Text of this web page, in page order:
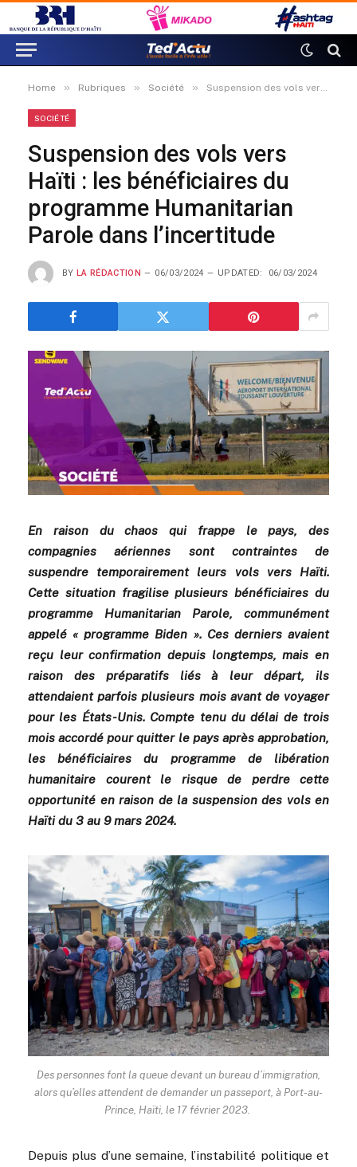
Home » Rubriques » Société » Suspension des vols vers Haïti : les bénéficiaires du programme Humanitarian Parole dans l’incertitude
SOCIÉTÉ
Suspension des vols vers
Haïti : les bénéficiaires du
programme Humanitarian
Parole dans l’incertitude
BY LA RÉDACTION 06/03/2024 UPDATED: 06/03/2024
En raison du chaos qui frappe le pays, des
compagnies aériennes sont contraintes de
suspendre temporairement leurs vols vers Haïti.
Cette situation fragilise plusieurs bénéficiaires du
programme Humanitarian Parole, communément
appelé « programme Biden ». Ces derniers avaient
reçu leur confirmation depuis longtemps, mais en
raison des préparatifs liés à leur départ, ils
attendaient parfois plusieurs mois avant de voyager
pour les États-Unis. Compte tenu du délai de trois
mois accordé pour quitter le pays après approbation,
les bénéficiaires du programme de libération
humanitaire courent le risque de perdre cette
opportunité en raison de la suspension des vols en
Haïti du 3 au 9 mars 2024.
Des personnes font la queue devant un bureau d’immigration,
alors qu’elles attendent de demander un passeport, à Port-au-
Prince, Haïti, le 17 février 2023.
Depuis plus d’une semaine, l’instabilité politique et